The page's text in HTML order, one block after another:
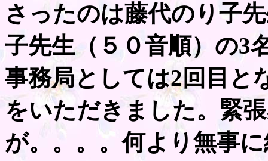
さったのは藤代のり子
子先生（５０音順）の3
事務局としては2回目と
をいただきました。緊
が。。。。何より無事